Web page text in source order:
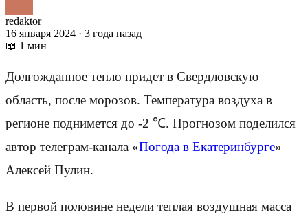
redaktor
16 января 2024 · 3 года назад
📖 1 мин
Долгожданное тепло придет в Свердловскую
область, после морозов. Температура воздуха в
регионе поднимется до -2 ℃. Прогнозом поделился
автор телеграм-канала «Погода в Екатеринбурге»
Алексей Пулин.
В первой половине недели теплая воздушная масса